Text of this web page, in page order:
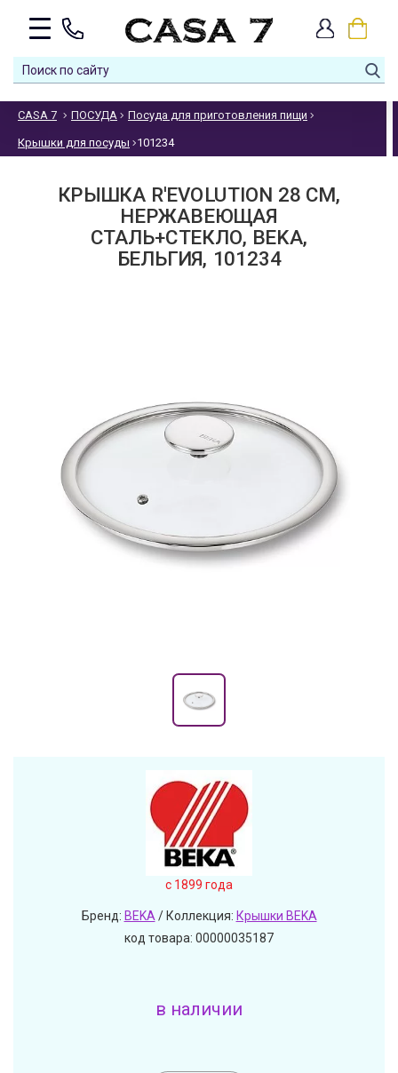
CASA 7 ПОСУДА Посуда для приготовления пищи
Крышки для посуды 101234
КРЫШКА R'EVOLUTION 28 СМ,
НЕРЖАВЕЮЩАЯ
СТАЛЬ+СТЕКЛО, BEKA,
БЕЛЬГИЯ, 101234
c 1899 года
Бренд: BEKA/ Коллекция: Крышки BEKA
код товара: 00000035187
в наличии